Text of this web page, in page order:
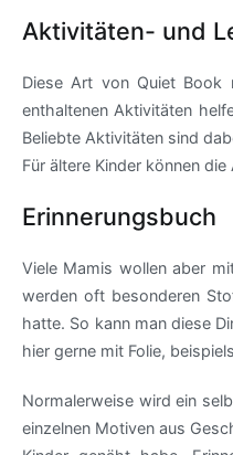
Aktivitäten- und
Diese Art von Quiet Book
enthaltenen Aktivitäten
Beliebte Aktivitäten sind
Für ältere Kinder können
Erinnerungsbuch
Viele Mamis wollen aber
werden oft besonderen
hatte. So kann man diese
hier gerne mit Folie,
Normalerweise wird ein
einzelnen Motiven aus